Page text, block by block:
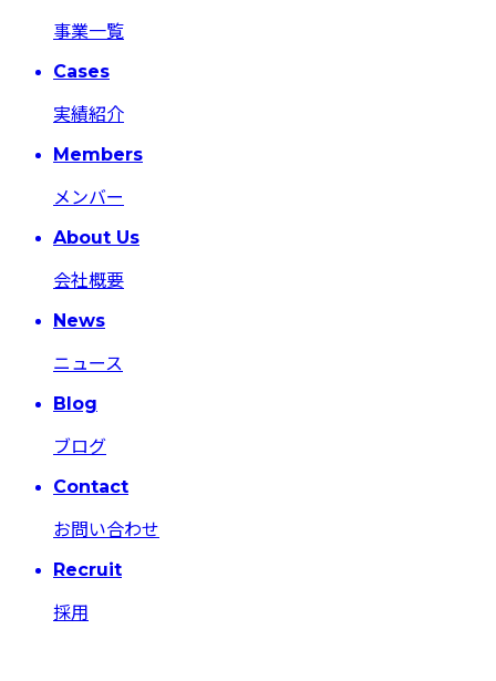
事業一覧
Cases
実績紹介
Members
メンバー
About Us
会社概要
News
ニュース
Blog
ブログ
Contact
お問い合わせ
Recruit
採用